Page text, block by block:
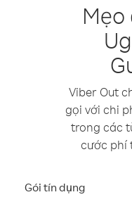
Mẹo
Viber Out
gọi với chi
trong các
cước phí
Gói tín dụng